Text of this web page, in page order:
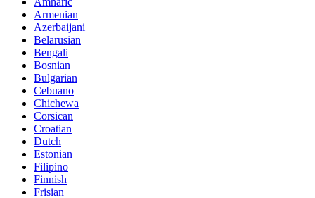
Armenian
Azerbaijani
Belarusian
Bengali
Bosnian
Bulgarian
Cebuano
Chichewa
Corsican
Croatian
Dutch
Estonian
Filipino
Finnish
Frisian